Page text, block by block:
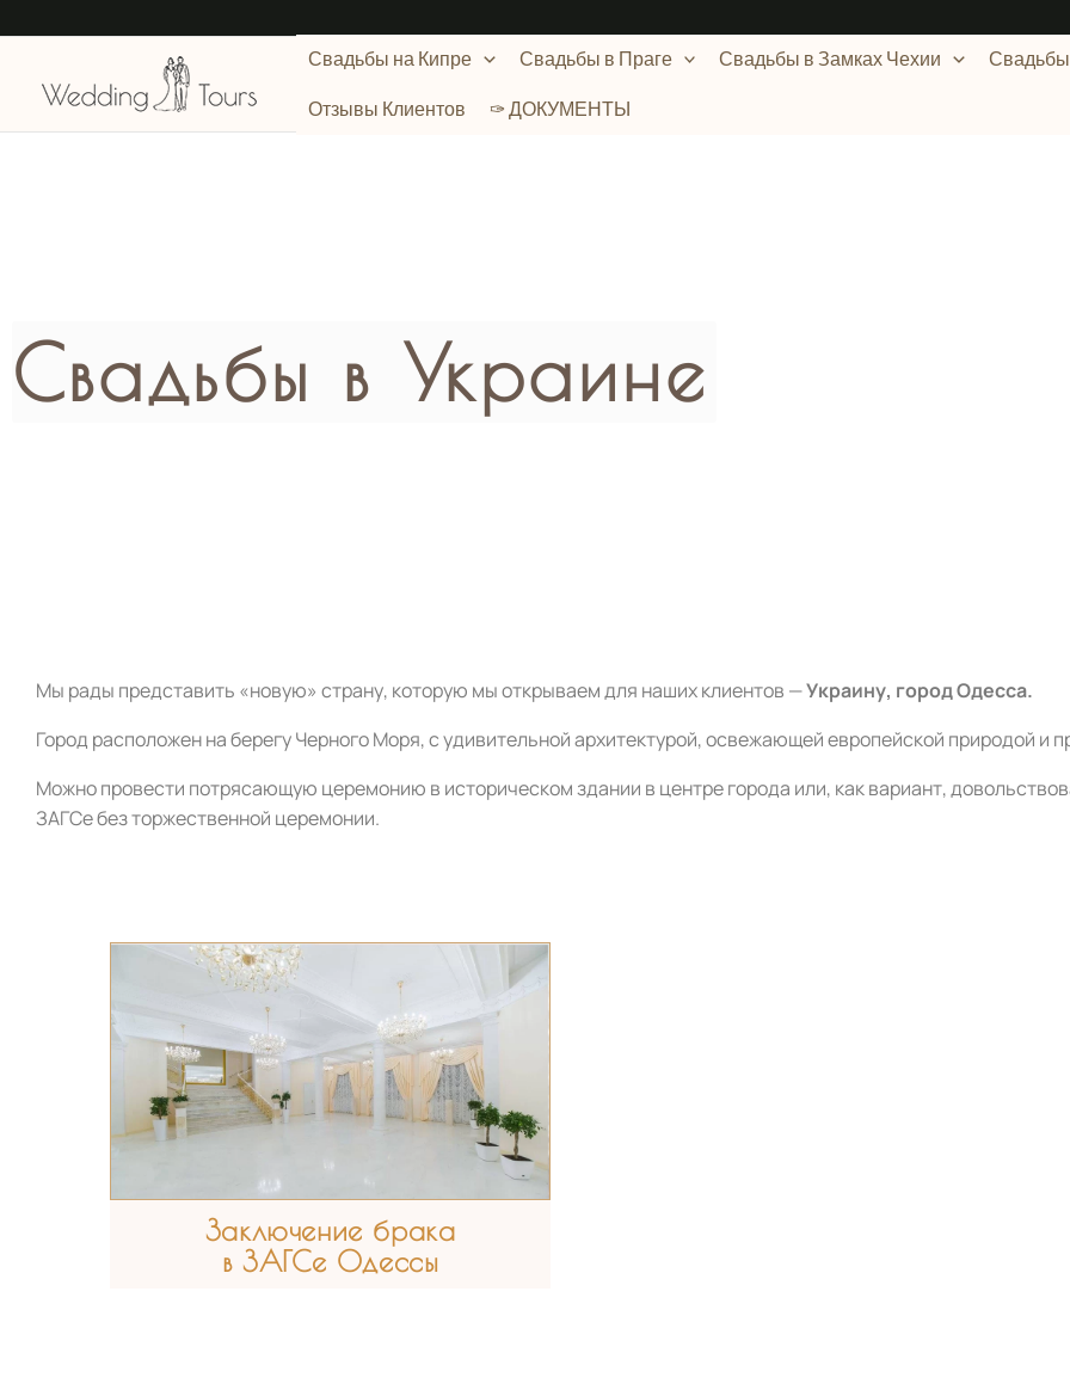
к
Свадьбы на Кипре Свадьбы в Праге Свадьбы в Замках Чехии​ Свадьбы
Отзывы Клиентов
✑ ДОКУМЕНТЫ
Свадьбы в Украине
Мы рады представить «новую» страну, которую мы открываем для наших клиентов —Украину, город Одесса.
Город расположен на берегу Черного Моря, с удивительной архитектурой, освежающей европейской природой и
Можно провести потрясающую церемонию в историческом здании в центре города или, как вариант,
ЗАГСе без торжественной церемонии.
Заключение брака
в ЗАГСе Одессы